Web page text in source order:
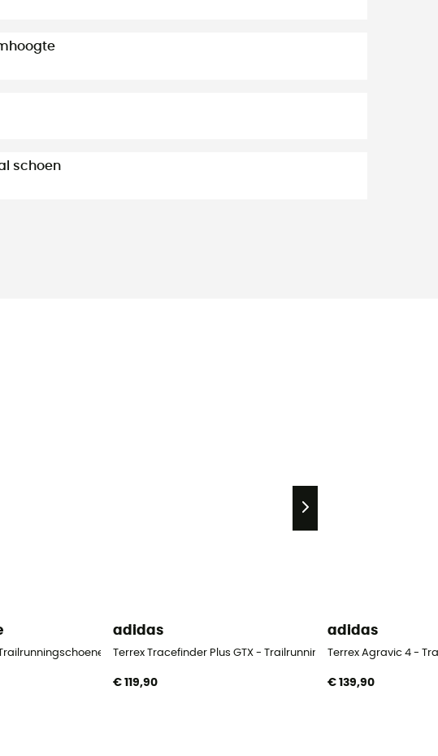
schoen
- Heren
adidas
Terrex Tracefinder Plus GTX - Trailrunningschoenen - Heren
€ 119,90
adidas
Terrex Agravic 4 -
€ 139,90